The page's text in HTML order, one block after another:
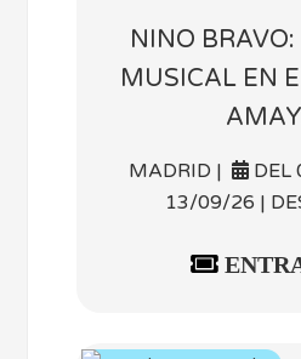
NINO BRAVO:
MUSICAL EN
MADRID |
DEL
13/09/26 |